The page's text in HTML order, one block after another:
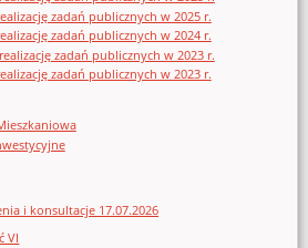
zadań publicznych w 2025 r.
zadań publicznych w 2024 r.
zadań publicznych w 2023 r.
zadań publicznych w 2023 r.
i konsultacje 17.07.2026
VI